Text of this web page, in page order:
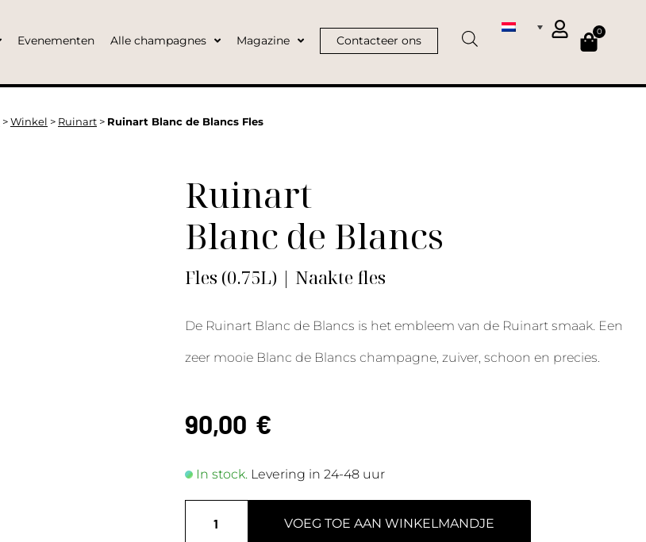
Evenementen Alle champagnes Magazine Contacteer ons
0
> Winkel > Ruinart > Ruinart Blanc de Blancs Fles
Ruinart
Blanc de Blancs
Fles (0.75L) | Naakte fles
De Ruinart Blanc de Blancs is het embleem van de Ruinart smaak. Een
zeer mooie Blanc de Blancs champagne, zuiver, schoon en precies.
90,00 €
In stock. Levering in 24-48 uur
VOEG TOE AAN WINKELMANDJE